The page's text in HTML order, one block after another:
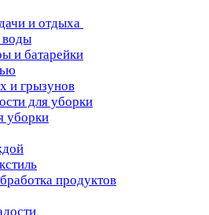
и отдыха
воды
и батарейки
и грызунов
для уборки
уборки
продуктов